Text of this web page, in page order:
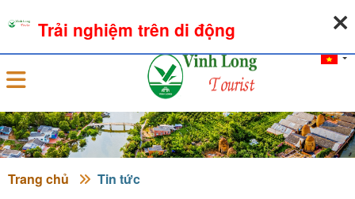
Đăng nhập
Trang chủ Tin tức
Trải nghiệm trên di động